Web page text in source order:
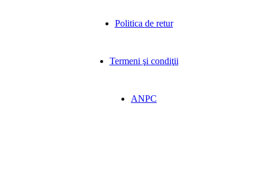
Politica de retur
Termeni şi condiţii
ANPC